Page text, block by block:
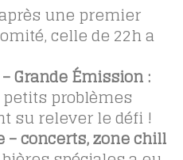
une premier
celle de 22h a
Grande Émission :
problèmes
su relever le défi !
– concerts, zone chill